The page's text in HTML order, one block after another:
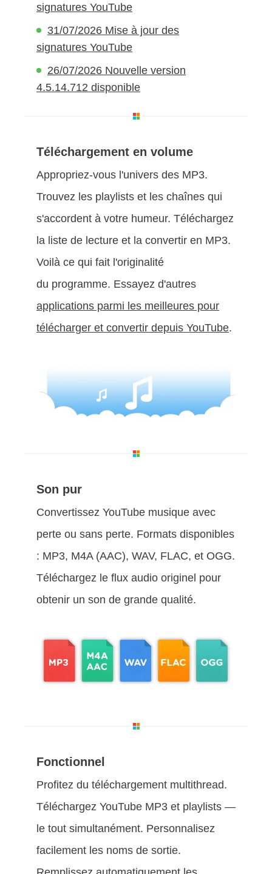
signatures YouTube
31/07/2026 Mise à jour des
signatures YouTube
26/07/2026 Nouvelle version
4.5.14.712 disponible
Téléchargement en volume
Appropriez-vous l'univers des MP3.
Trouvez les playlists et les chaînes qui
s'accordent à votre humeur. Téléchargez
la liste de lecture et la convertir en MP3.
Voilà ce qui fait l'originalité
du programme. Essayez d'autres
applications parmi les meilleures pour
télécharger et convertir depuis YouTube.
Son pur
Convertissez YouTube musique avec
perte ou sans perte. Formats disponibles
: MP3, M4A (AAC), WAV, FLAC, et OGG.
Téléchargez le flux audio originel pour
obtenir un son de grande qualité.
Fonctionnel
Profitez du téléchargement multithread.
Téléchargez YouTube MP3 et playlists —
le tout simultanément. Personnalisez
facilement les noms de sortie.